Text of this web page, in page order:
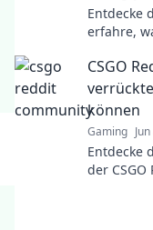
Entdecke
erfahre,
CSGO
können
Gaming
Entdecke
der